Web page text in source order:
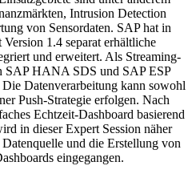
Intrusion Detection
von Sensordaten. SAP hat in
1.4 separat erhältliche
und erweitert. Als Streaming-
SAP HANA SDS und SAP ESP
Datenverarbeitung kann sowohl
Push-Strategie erfolgen. Nach
Echtzeit-Dashboard basierend
in dieser Expert Session näher
und die Erstellung von
eingegangen.